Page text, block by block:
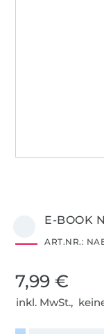
E-BOOK
ART.NR.:
7,99 €
inkl. MwSt.,